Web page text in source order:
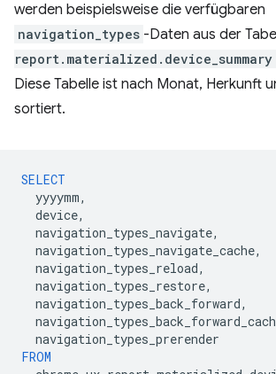
werden beispielsweise die verfügbaren
navigation_types -Daten aus der
report.materialized.device_summary
Diese Tabelle ist nach Monat, Herkunft
sortiert.
SELECT
yyyymm,
device,
navigation_types_navigate,
navigation_types_navigate_cache,
navigation_types_reload,
navigation_types_restore,
navigation_types_back_forward,
navigation_types_prerender
FROM